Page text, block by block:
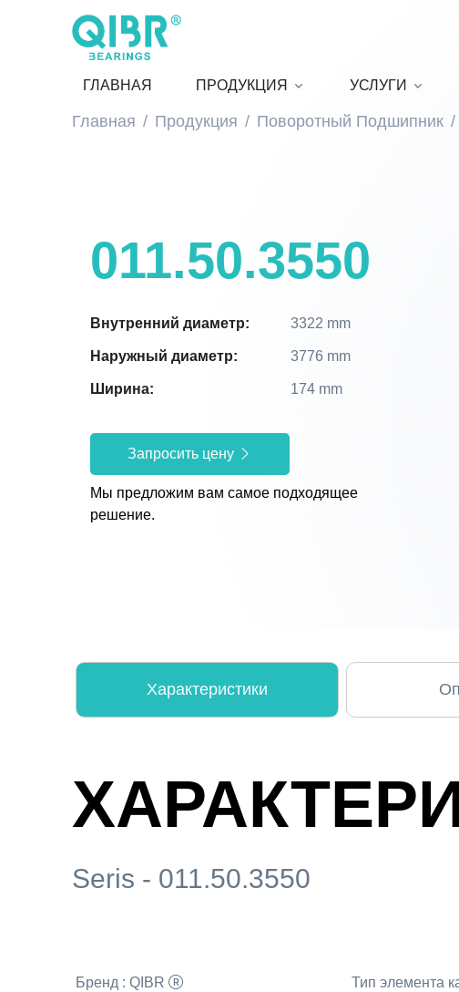
ГЛАВНАЯ ПРОДУКЦИЯ УСЛУГИ
Главная Продукция Поворотный Подшипник
011.50.3550
Внутренний диаметр: 3322 mm
Наружный диаметр: 3776 mm
Ширина: 174 mm
Запросить цену
Мы предложим вам самое подходящее
решение.
Характеристики
Seris - 011.50.3550
Бренд :QIBR Тип элемента